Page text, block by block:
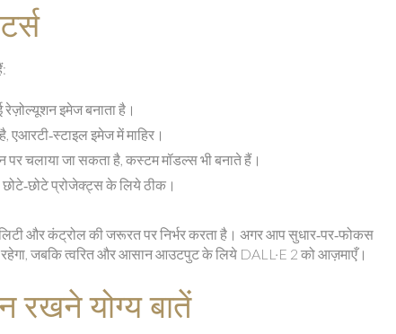
इमेज बनाता है।
एआरटी‑स्टाइल इमेज में माहिर।
पर चलाया जा सकता है, कस्टम मॉडल्स भी बनाते हैं।
छोटे‑छोटे प्रोजेक्ट्स के लिये ठीक।
और कंट्रोल की जरूरत पर निर्भर करता है। अगर आप सुधार‑पर‑फोकस
जबकि त्वरित और आसान आउटपुट के लिये DALL·E 2 को आज़माएँ।
रखने योग्य बातें